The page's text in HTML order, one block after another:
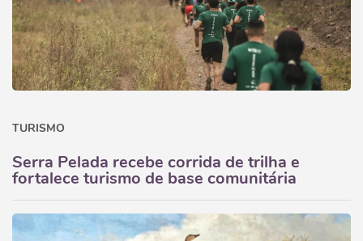
TURISMO
Serra Pelada recebe corrida de trilha e
fortalece turismo de base comunitária